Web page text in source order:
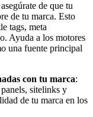
de que tu
de tu marca. Esto
tags, meta
Ayuda a los motores
una fuente principal
con tu marca:
sitelinks y
de tu marca en los